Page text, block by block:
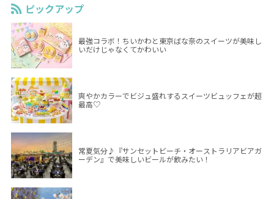
ピックアップ
最強コラボ！ちいかわと東京ばな奈のスイーツが美味し
いだけじゃなくてかわいい
爽やかカラーでビジュ盛れするスイーツビュッフェが超
最高♡
常夏気分♪『サンセットビーチ・オーストラリアビアガ
ーデン』で美味しいビールが飲みたい！